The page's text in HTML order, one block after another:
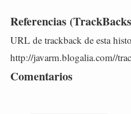
Referencias
URL de trackback de esta
http://javarm.blogalia.com//
Comentarios